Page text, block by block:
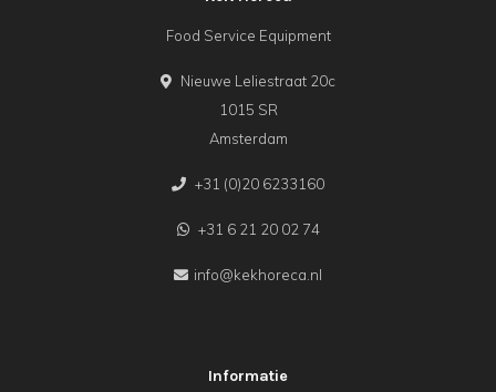
Food Service Equipment
Nieuwe Leliestraat 20c
1015 SR
Amsterdam
+31 (0)20 6233160
+31 6 21 20 02 74
info@kekhoreca.nl
Informatie